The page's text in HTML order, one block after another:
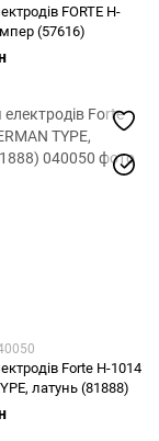
FORTE H-
(57616)
Forte H-1014
латунь (81888)